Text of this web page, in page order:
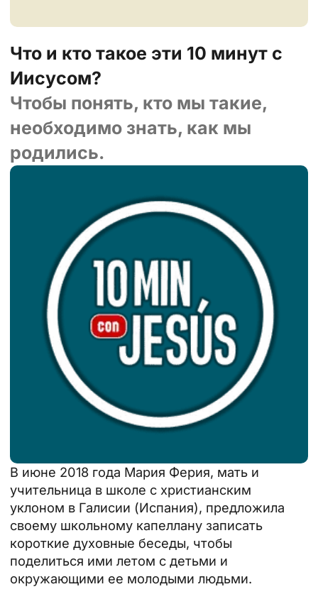
Что и кто такое эти 10 минут с
Иисусом?
Чтобы понять, кто мы такие,
необходимо знать, как мы
родились.
В июне 2018 года Мария Ферия, мать и
учительница в школе с христианским
уклоном в Галисии (Испания), предложила
своему школьному капеллану записать
короткие духовные беседы, чтобы
поделиться ими летом с детьми и
окружающими ее молодыми людьми.